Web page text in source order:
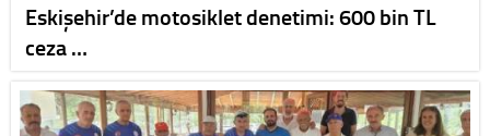
Eskişehir’de motosiklet denetimi: 600 bin TL
ceza …